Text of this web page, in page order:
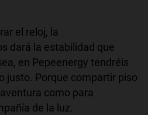
el reloj, la
dará la estabilidad que
en Pepeenergy tendréis
justo. Porque compartir piso
como para
de la luz.